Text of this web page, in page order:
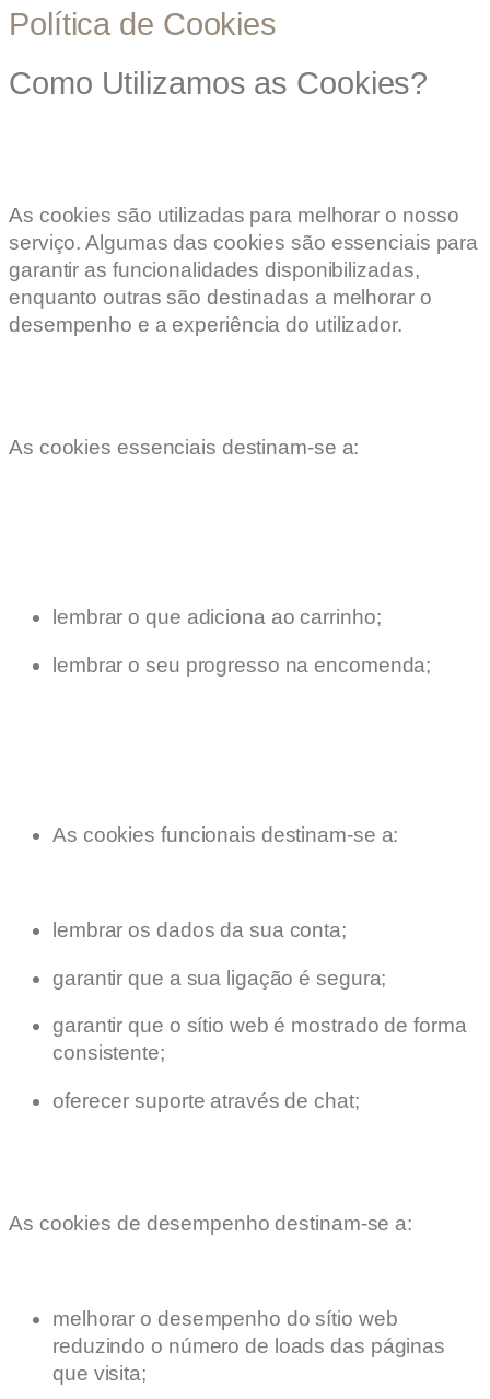
Política de Cookies
Como Utilizamos as Cookies?
As cookies são utilizadas para melhorar o nosso
serviço. Algumas das cookies são essenciais para
garantir as funcionalidades disponibilizadas,
enquanto outras são destinadas a melhorar o
desempenho e a experiência do utilizador.
As cookies essenciais destinam-se a:
lembrar o que adiciona ao carrinho;
lembrar o seu progresso na encomenda;
As cookies funcionais destinam-se a:
lembrar os dados da sua conta;
garantir que a sua ligação é segura;
garantir que o sítio web é mostrado de forma
consistente;
oferecer suporte através de chat;
As cookies de desempenho destinam-se a:
melhorar o desempenho do sítio web
reduzindo o número de loads das páginas
que visita;